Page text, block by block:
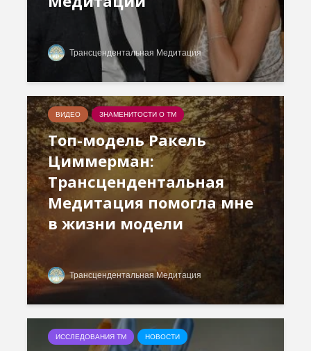
Трансцендентальная Медитация
ВИДЕО ЗНАМЕНИТОСТИ О ТМ
Топ-модель Ракель
Циммерман:
Трансцендентальная
Медитация помогла мне
в жизни модели
Трансцендентальная Медитация
ИССЛЕДОВАНИЯ ТМ НОВОСТИ